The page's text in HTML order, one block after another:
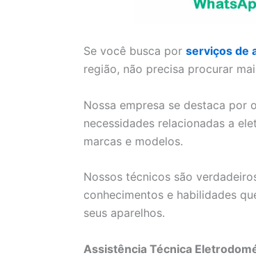
Se você busca por serviços de
região, não precisa procurar
Nossa empresa se destaca por
necessidades relacionadas a
marcas e modelos.
Nossos técnicos são
conhecimentos e habilidades
seus aparelhos.
Assistência Técnica